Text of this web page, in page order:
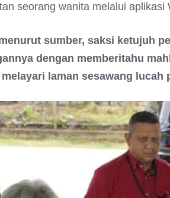
seorang wanita melalui
sumber, saksi ketujuh
dengan memberitahu
laman sesawang lucah